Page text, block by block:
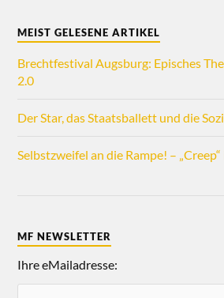
MEIST GELESENE ARTIKEL
Brechtfestival Augsburg: Episches
2.0
Der Star, das Staatsballett und die
Selbstzweifel an die Rampe! –
MF NEWSLETTER
Ihre eMailadresse: